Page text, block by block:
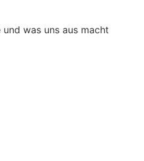
was uns aus macht